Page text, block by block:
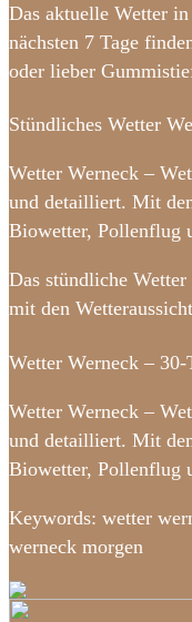
Das aktuelle Wetter
nächsten 7 Tage
oder lieber
Stündliches Wetter
Wetter Werneck –
und detailliert. Mit
Biowetter, Pollenflug
Das stündliche
mit den
Wetter Werneck – 30-
Wetter Werneck –
und detailliert. Mit
Biowetter, Pollenflug
Keywords: wetter
werneck morgen